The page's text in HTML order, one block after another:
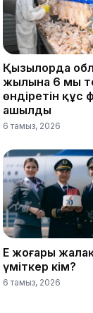
Қызылорда
жылына 6 мың
өндіретін құс
ашылды
6 тамыз, 2026
Ең жоғары
үміткер кім?
6 тамыз, 2026